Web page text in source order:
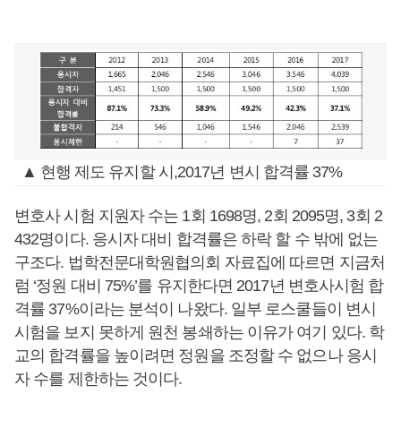
▲ 현행 제도 유지할 시,2017년 변시 합격률 37%
변호사 시험 지원자 수는 1회 1698명, 2회 2095명, 3회 2
432명이다. 응시자 대비 합격률은 하락 할 수 밖에 없는
구조다. 법학전문대학원협의회 자료집에 따르면 지금처
럼 ‘정원 대비 75%’를 유지한다면 2017년 변호사시험 합
격률 37%이라는 분석이 나왔다. 일부 로스쿨들이 변시
시험을 보지 못하게 원천 봉쇄하는 이유가 여기 있다. 학
교의 합격률을 높이려면 정원을 조정할 수 없으나 응시
자 수를 제한하는 것이다.